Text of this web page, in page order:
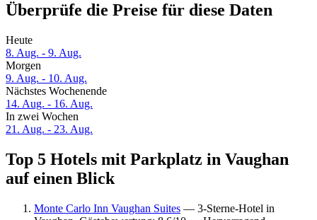
Überprüfe die Preise für diese Daten
Heute
8. Aug. - 9. Aug.
Morgen
9. Aug. - 10. Aug.
Nächstes Wochenende
14. Aug. - 16. Aug.
In zwei Wochen
21. Aug. - 23. Aug.
Top 5 Hotels mit Parkplatz in Vaughan
auf einen Blick
Monte Carlo Inn Vaughan Suites — 3-Sterne-Hotel in